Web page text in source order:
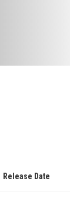
Release Date